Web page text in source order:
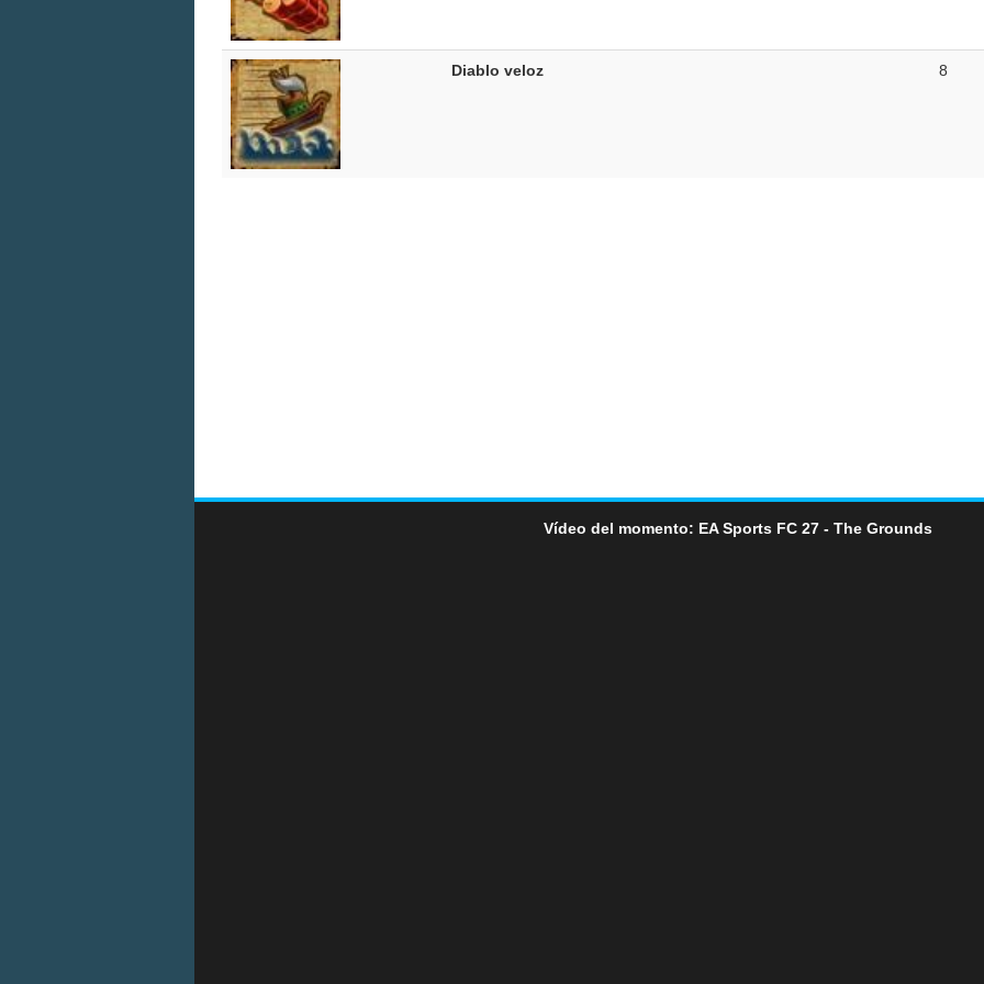
Diablo veloz 8
Vídeo del momento: EA Sports FC 27 - The Grounds